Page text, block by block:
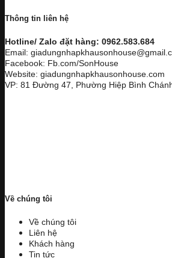
Thông tin liên hệ
Hotline/ Zalo đặt hàng: 0962.583.684
Email:
Facebook: Fb.com/SonHouse
Website: giadungnhapkhausonhouse.com
VP: 81 Đường 47, Phường Hiệp Bình
Về chúng tôi
Về chúng tôi
Liên hệ
Khách hàng
Tin tức